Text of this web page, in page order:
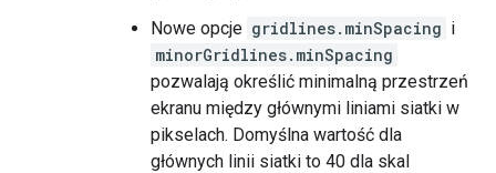
Nowe opcje gridlines.minSpacing i
minorGridlines.minSpacing
pozwalają określić minimalną przestrzeń
ekranu między głównymi liniami siatki w
pikselach. Domyślna wartość dla
głównych linii siatki to 40 dla skal